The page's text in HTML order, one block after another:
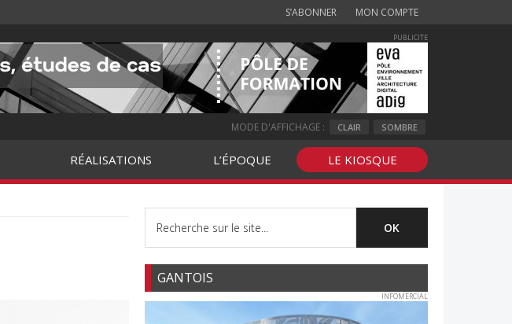
S’ABONNER MON COMPTE
PUBLICITE
MODE D'AFFICHAGE : CLAIR SOMBRE
RÉALISATIONS L’ÉPOQUE LE KIOSQUE
GANTOIS
INFOMERCIAL